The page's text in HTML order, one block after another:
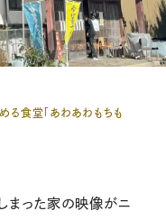
食堂「あわあわもちも
まった家の映像がニ